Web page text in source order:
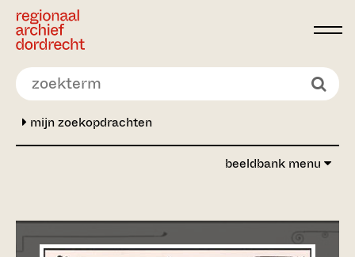
Ga direct naar de inhoud
mijn zoekopdrachten
beeldbank menu